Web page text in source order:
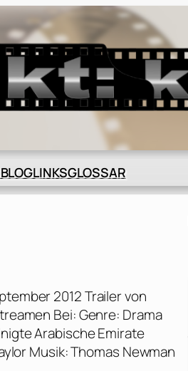
BLOGLINKSGLOSSAR
2012 Trailer von
Bei: Genre: Drama
Arabische Emirate
Musik: Thomas Newman